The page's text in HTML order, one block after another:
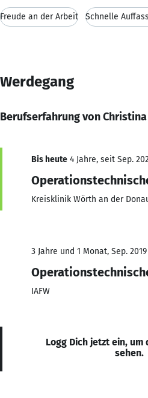
Freude an der Arbeit Schnelle
Werdegang
Berufserfahrung von
Bis heute 4 Jahre, seit Sep.
Kreisklinik Wörth an der
3 Jahre und 1 Monat, Sep.
IAFW
Logg Dich jetzt ein, um
sehen.